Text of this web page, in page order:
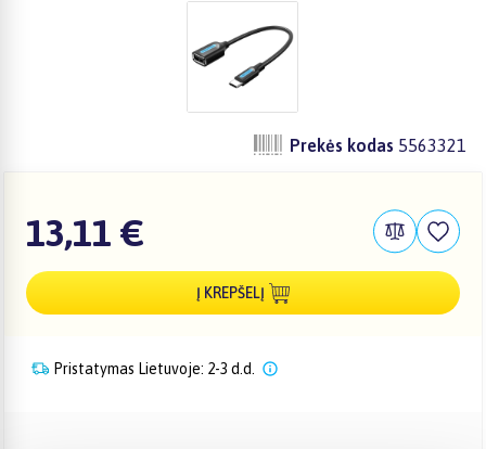
Prekės kodas 5563321
13,11 €
Į KREPŠELĮ
Pristatymas Lietuvoje: 2-3 d.d.